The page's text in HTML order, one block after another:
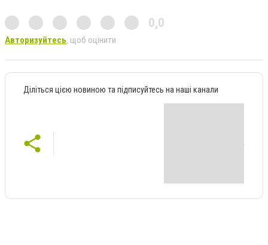
0,0
Авторизуйтесь, щоб оцінити
Діліться цією новиною та підписуйтесь на наші канали